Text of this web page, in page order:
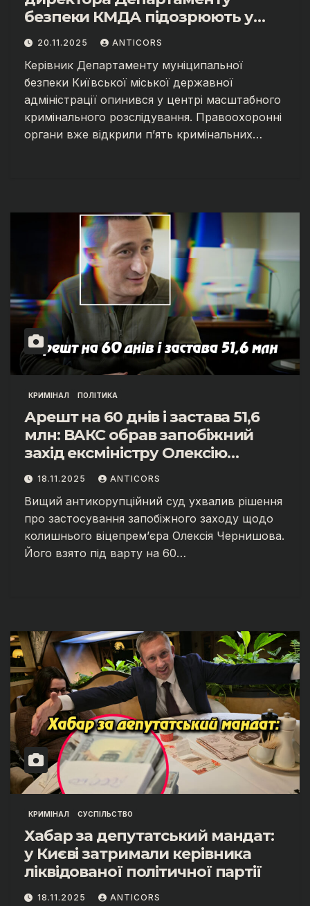
безпеки КМДА підозрюють у
масштабних зловживаннях.
20.11.2025 ANTICORS
Керівник Департаменту муніципальної
безпеки Київської міської державної
адміністрації опинився у центрі масштабного
кримінального розслідування. Правоохоронні
органи вже відкрили п’ять кримінальних…
КРИМІНАЛ ПОЛІТИКА
Арешт на 60 днів і застава 51,6
млн: ВАКС обрав запобіжний
захід ексміністру Олексію
Чернишову
18.11.2025 ANTICORS
Вищий антикорупційний суд ухвалив рішення
про застосування запобіжного заходу щодо
колишнього віцепрем’єра Олексія Чернишова.
Його взято під варту на 60…
КРИМІНАЛ СУСПІЛЬСТВО
Хабар за депутатський мандат:
у Києві затримали керівника
ліквідованої політичної партії
18.11.2025 ANTICORS